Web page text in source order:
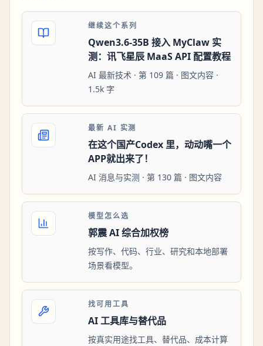
继续这个系列
Qwen3.6-35B 接入 MyClaw 实
测：讯飞星辰 MaaS API 配置教程
AI 最新技术 · 第 109 篇 · 图文内容 ·
1.5k 字
最新 AI 实测
在这个国产Codex 里，动动嘴一个
APP就出来了！
AI 消息与实测 · 第 130 篇 · 图文内容
模型怎么选
郭震 AI 综合加权榜
按写作、代码、行业、研究和本地部署
场景看模型。
找可用工具
AI 工具库与替代品
按真实用途找工具、替代品、成本计算